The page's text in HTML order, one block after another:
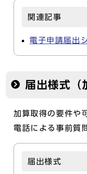
関連記事
電子申請届出
届出様式（
加算取得の要件や
電話による事前質
届出様式